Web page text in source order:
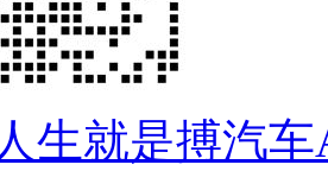
生就是搏汽车